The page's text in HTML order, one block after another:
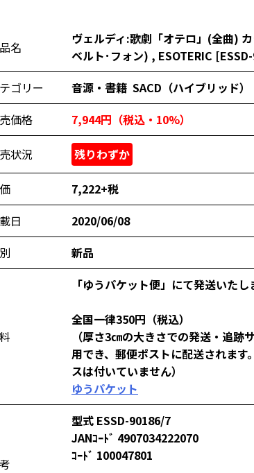
名
ヴェルディ:歌劇「オテロ」(全曲)
ベルト･フォン) , ESOTERIC
ゴリー
音源・書籍 SACD（ハイブリッド）
価格
7,944円（税込・10%）
状況 残りわずか
7,222+税
日
2020/06/08
新品
「ゆうパケット便」にて発送いたし
全国一律350円（税込）
（厚さ3㎝の大きさでの発送・追跡
用でき、郵便ポストに配送されます
スは付いていません）
ゆうパケット
型式 ESSD-90186/7
JANｺｰﾄﾞ 4907034222070
ｺｰﾄﾞ 100047801